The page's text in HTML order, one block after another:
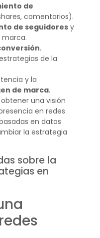
de
comentarios).
de seguidoresy
.
de la
y la
de marca.
una visión
en redes
en datos
la estrategia
sobre la
en